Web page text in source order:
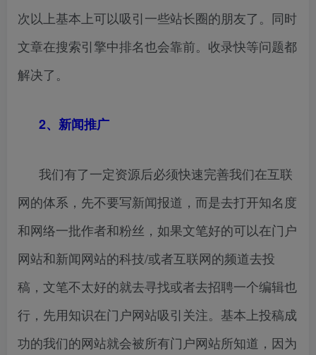
次以上基本上可以吸引一些站长圈的朋友了。同时
文章在搜索引擎中排名也会靠前。收录快等问题都
解决了。
2、新闻推广
我们有了一定资源后必须快速完善我们在互联
网的体系，先不要写新闻报道，而是去打开知名度
和网络一批作者和粉丝，如果文笔好的可以在门户
网站和新闻网站的科技/或者互联网的频道去投
稿，文笔不太好的就去寻找或者去招聘一个编辑也
行，先用知识在门户网站吸引关注。基本上投稿成
功的我们的网站就会被所有门户网站所知道，因为